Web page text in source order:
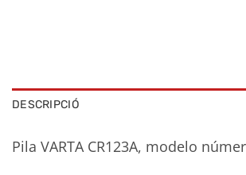
DESCRIPCIÓ
Pila VARTA CR123A, modelo